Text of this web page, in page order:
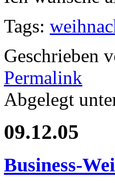
Tags:
Geschrieben
Permalink
Abgelegt
09.12.05
Business-